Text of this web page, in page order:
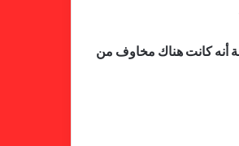
أنه كانت هناك مخاوف من